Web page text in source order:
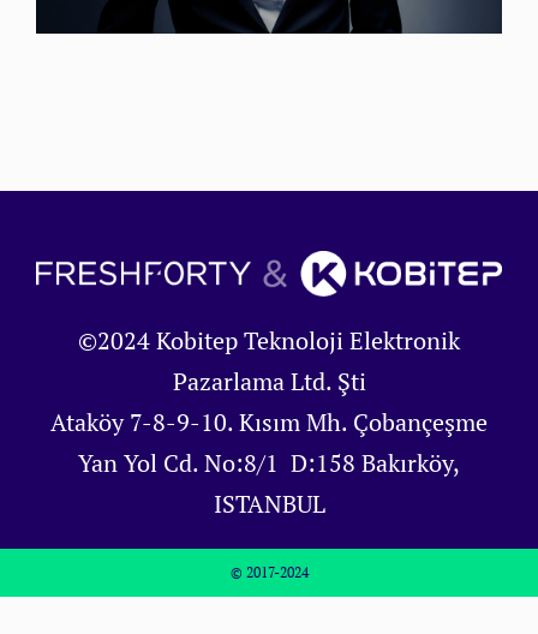
©2024 Kobitep Teknoloji Elektronik
Pazarlama Ltd. Şti
Ataköy 7-8-9-10. Kısım Mh. Çobançeşme
Yan Yol Cd. No:8/1 D:158 Bakırköy,
ISTANBUL
© 2017-2024